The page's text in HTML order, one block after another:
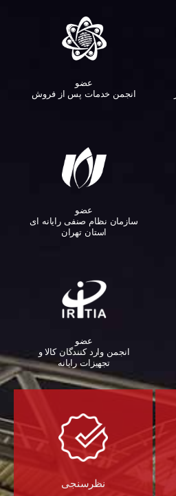
عضو
انجمن خدمات پس از فروش
عضو
سازمان نظام صنفی رایانه ای
استان تهران
عضو
انجمن وارد کنندگان کالا و
تجهیزات رایانه‌
نظرسنجی